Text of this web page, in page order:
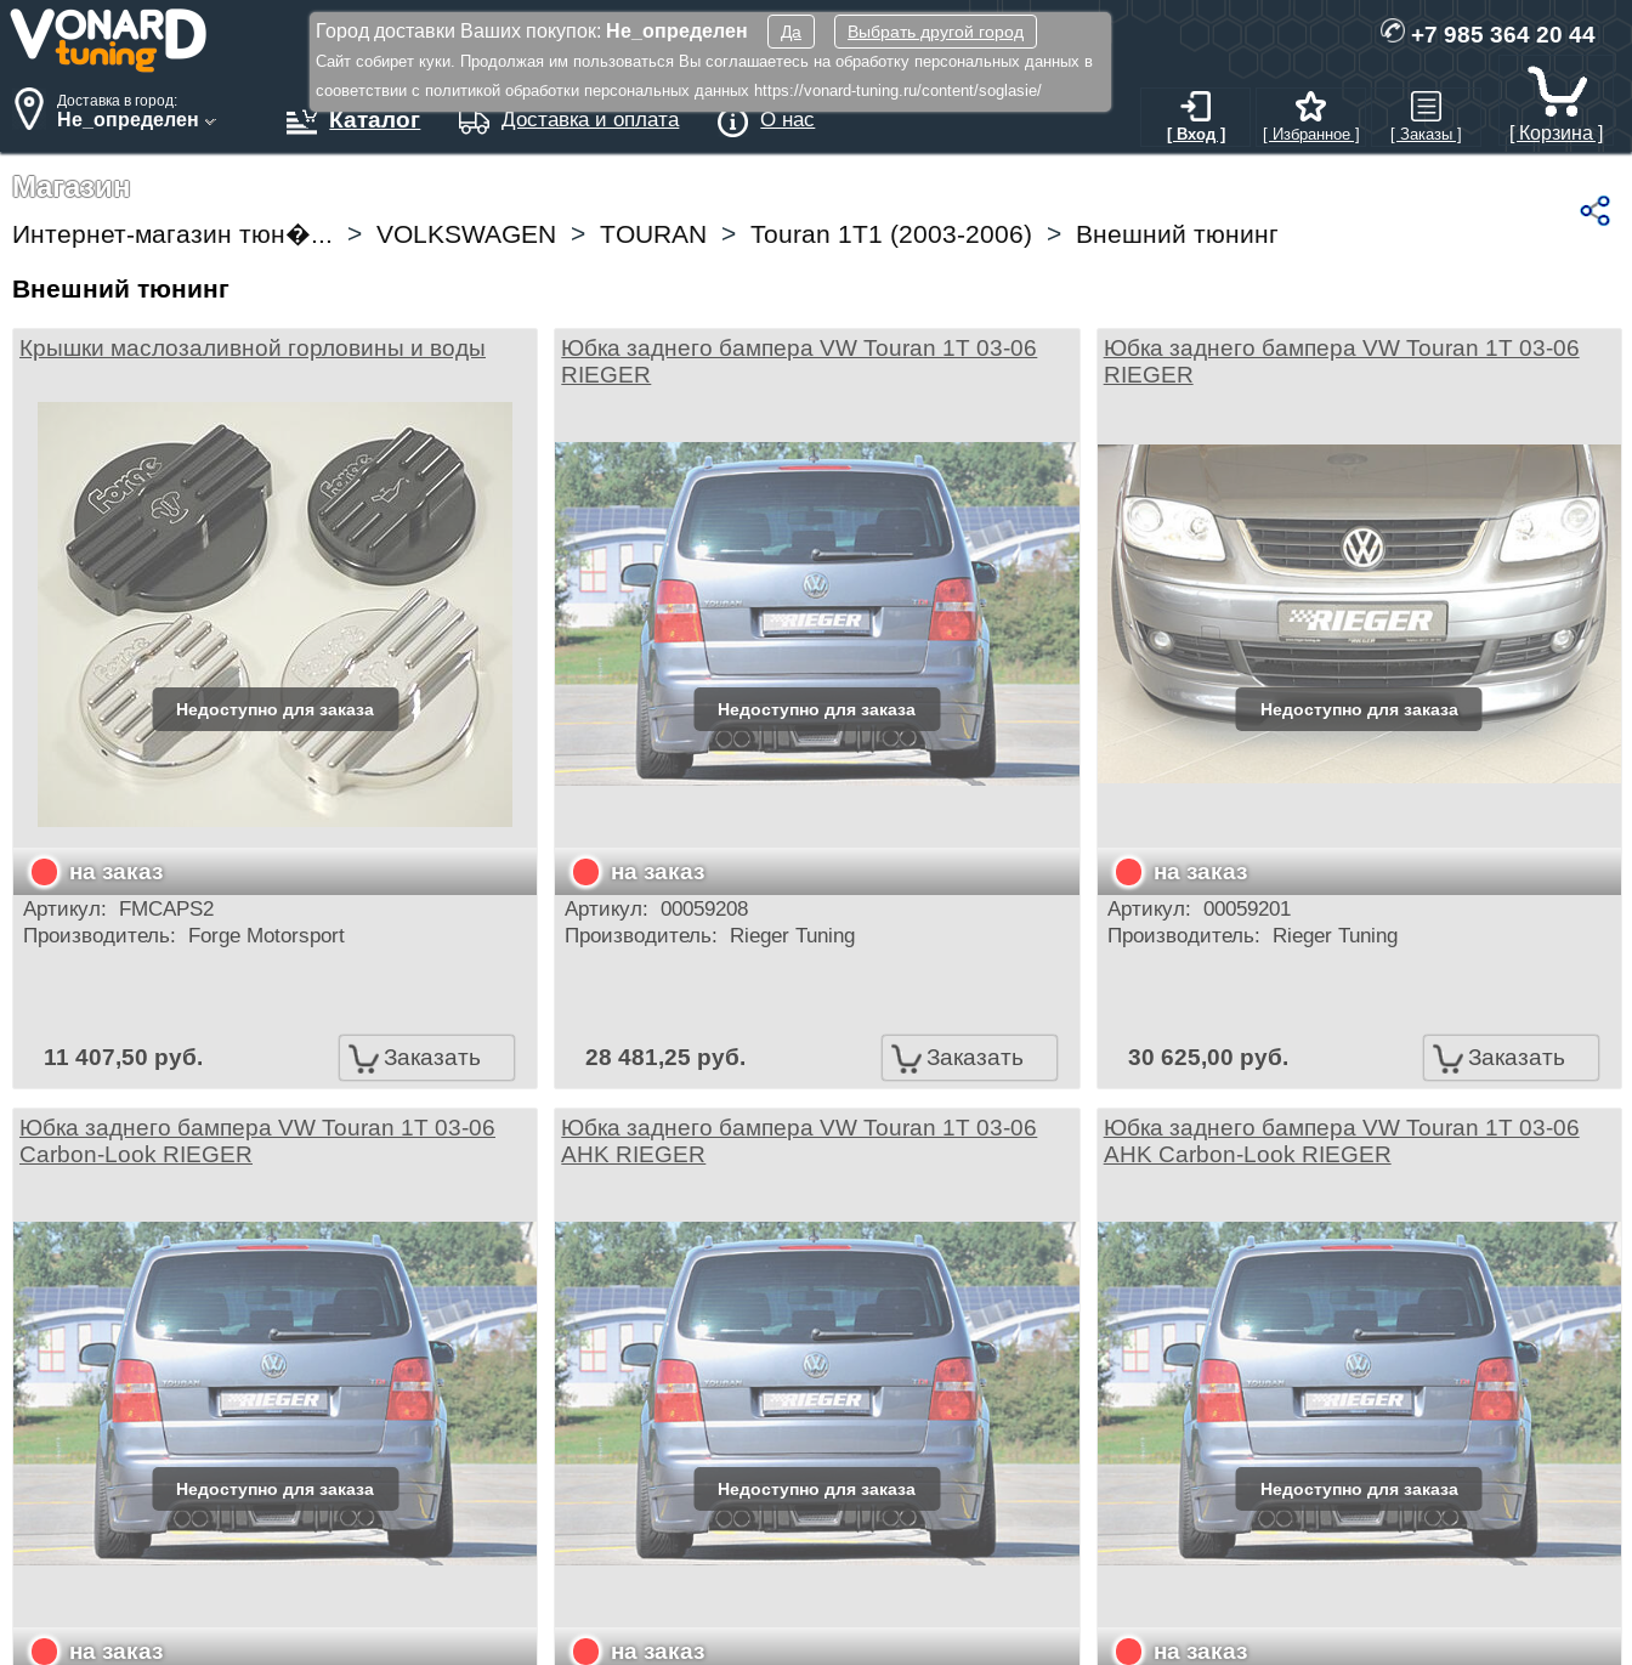
Город доставки Ваших покупок: Не_определен Да Выбрать другой город
Сайт собирет куки. Продолжая им пользоваться Вы соглашаетесь на обработку персональных данных в
сооветствии с политикой обработки персональных данных https://vonard-tuning.ru/content/soglasie/
Доставка в город:
Не_определен Каталог Доставка и оплата О нас
+7 985 364 20 44
[ Вход ] [ Избранное ] [ Заказы ] [ Корзина ]
Магазин
Интернет-магазин тюн�... > VOLKSWAGEN > TOURAN > Touran 1T1 (2003-2006) > Внешний тюнинг
Внешний тюнинг
Крышки маслозаливной горловины и воды
на заказ
Артикул: FMCAPS2
Производитель: Forge Motorsport
11 407,50 руб. Заказать
Юбка заднего бампера VW Touran 1T 03-06
RIEGER
на заказ
Артикул:00059208
Производитель: Rieger Tuning
28 481,25 руб. Заказать
Юбка заднего бампера VW Touran 1T 03-06
RIEGER
на заказ
Артикул: 00059201
Производитель: Rieger Tuning
30 625,00 руб. Заказать
Юбка заднего бампера VW Touran 1T 03-06
Carbon-Look RIEGER
на заказ
Юбка заднего бампера VW Touran 1T 03-06
AHK RIEGER
на заказ
Юбка заднего бампера VW Touran 1T 03-06
AHK Carbon-Look RIEGER
на заказ